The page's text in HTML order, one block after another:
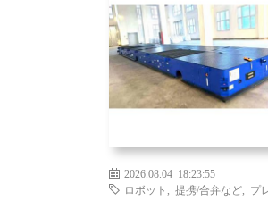
2026.08.04 18:23:55
ロボット
提携/合弁など プ